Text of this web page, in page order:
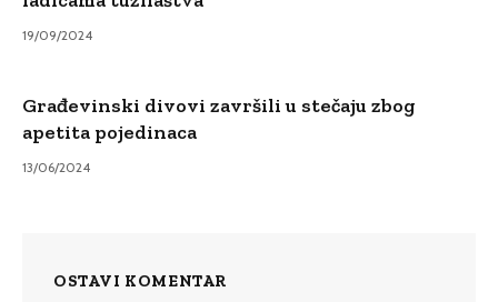
19/09/2024
Građevinski divovi završili u stečaju zbog
apetita pojedinaca
13/06/2024
OSTAVI KOMENTAR